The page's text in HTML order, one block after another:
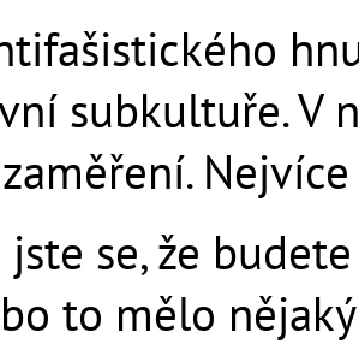
subkultuře. V
jste se, že
to mělo